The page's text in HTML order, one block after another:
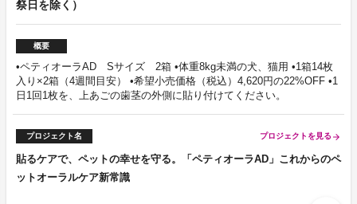
祭日を除く）
概要
•ペティオーラAD Sサイズ 2箱 •体重8kg未満の犬、猫用 •1箱14枚
入り×2箱（4週間目安） •希望小売価格（税込）4,620円の22%OFF •1
日1回1枚を、上あごの歯茎の外側に貼り付けてください。
プロジェクト名 プロジェクトを見る arrow_forward
貼るケアで、ペットの幸せを守る。「ペティオーラAD」これからのペ
ットオーラルケア新常識